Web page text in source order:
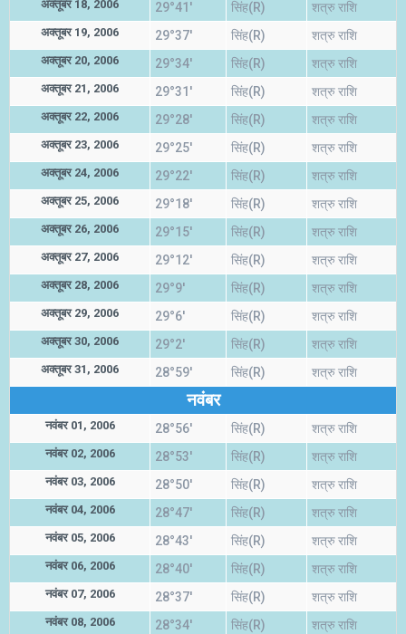
अक्तूबर 18, 2006 29°41' सिंह(R) शत्रु राशि
अक्तूबर 19, 2006 29°37' सिंह(R) शत्रु राशि
अक्तूबर 20, 2006 29°34' सिंह(R) शत्रु राशि
अक्तूबर 21, 2006 29°31' सिंह(R) शत्रु राशि
अक्तूबर 22, 2006 29°28' सिंह(R) शत्रु राशि
अक्तूबर 23, 2006 29°25' सिंह(R) शत्रु राशि
अक्तूबर 24, 2006 29°22' सिंह(R) शत्रु राशि
अक्तूबर 25, 2006 29°18' सिंह(R) शत्रु राशि
अक्तूबर 26, 2006 29°15' सिंह(R) शत्रु राशि
अक्तूबर 27, 2006 29°12' सिंह(R) शत्रु राशि
अक्तूबर 28, 2006 29°9' सिंह(R) शत्रु राशि
अक्तूबर 29, 2006 29°6' सिंह(R) शत्रु राशि
अक्तूबर 30, 2006 29°2' सिंह(R) शत्रु राशि
अक्तूबर 31, 2006 28°59' सिंह(R) शत्रु राशि
नवंबर
नवंबर 01, 2006 28°56' सिंह(R) शत्रु राशि
नवंबर 02, 2006 28°53' सिंह(R) शत्रु राशि
नवंबर 03, 2006 28°50' सिंह(R) शत्रु राशि
नवंबर 04, 2006 28°47' सिंह(R) शत्रु राशि
नवंबर 05, 2006 28°43' सिंह(R) शत्रु राशि
नवंबर 06, 2006 28°40' सिंह(R) शत्रु राशि
नवंबर 07, 2006 28°37' सिंह(R) शत्रु राशि
नवंबर 08, 2006 28°34' सिंह(R) शत्रु राशि